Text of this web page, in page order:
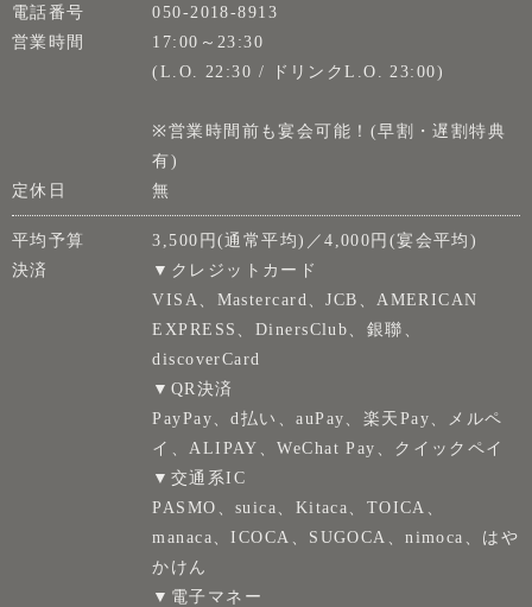
電話番号
050-2018-8913
営業時間
17:00～23:30
(L.O. 22:30 / ドリンクL.O. 23:00)
※営業時間前も宴会可能！(早割・遅割特典
有)
定休日
無
平均予算
3,500円(通常平均)／4,000円(宴会平均)
決済
▼クレジットカード
VISA、Mastercard、JCB、AMERICAN
EXPRESS、DinersClub、銀聯、
discoverCard
▼QR決済
PayPay、d払い、auPay、楽天Pay、メルペ
イ、ALIPAY、WeChat Pay、クイックペイ
▼交通系IC
PASMO、suica、Kitaca、TOICA、
manaca、ICOCA、SUGOCA、nimoca、はや
かけん
▼電子マネー